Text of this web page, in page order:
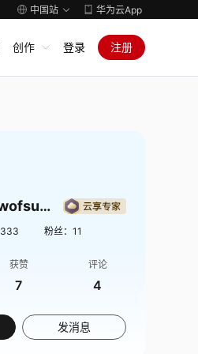
中国站 华为云App
创作 登录 注册
snowofsummer
333 粉丝： 11
获赞
7
评论
4
发消息